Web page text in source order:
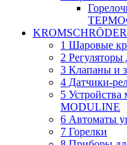
KROMSCHRÖDER
1 Шаровые
2 Регуляторы
3 Клапаны и
4 Датчики-
5
MODULINE
6 Автоматы
7 Горелки